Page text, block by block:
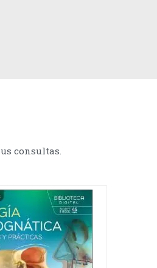
consultas.